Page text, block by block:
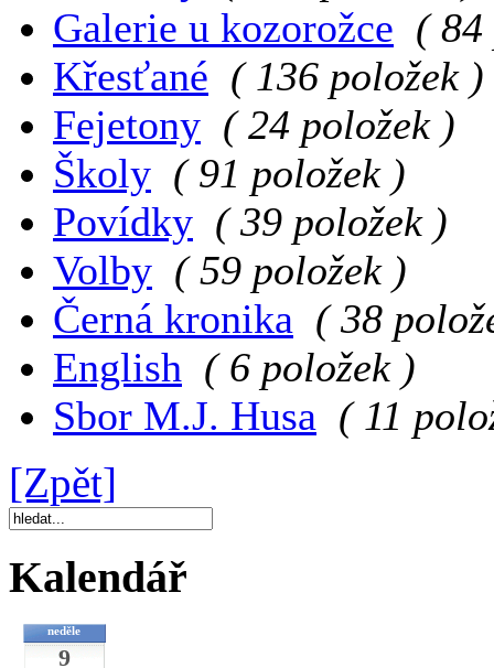
Galerie u kozorožce ( 84
Křesťané ( 136 položek )
Fejetony ( 24 položek )
Školy ( 91 položek )
Povídky ( 39 položek )
Volby ( 59 položek )
Černá kronika ( 38
English ( 6 položek )
Sbor M.J. Husa ( 11
[Zpět]
Kalendář
neděle
9